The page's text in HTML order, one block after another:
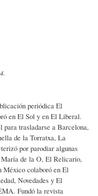
periódica El
en El Sol y en El Liberal.
para trasladarse a Barcelona,
de la Torratxa, La
por parodiar algunas
María de la O, El Relicario,
México colaboró en El
Novedades y El
Fundó la revista